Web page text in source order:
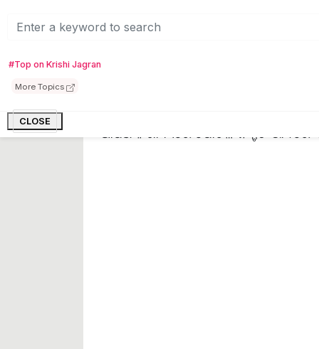
#Top on Krishi Jagran
More Topics
CLOSE